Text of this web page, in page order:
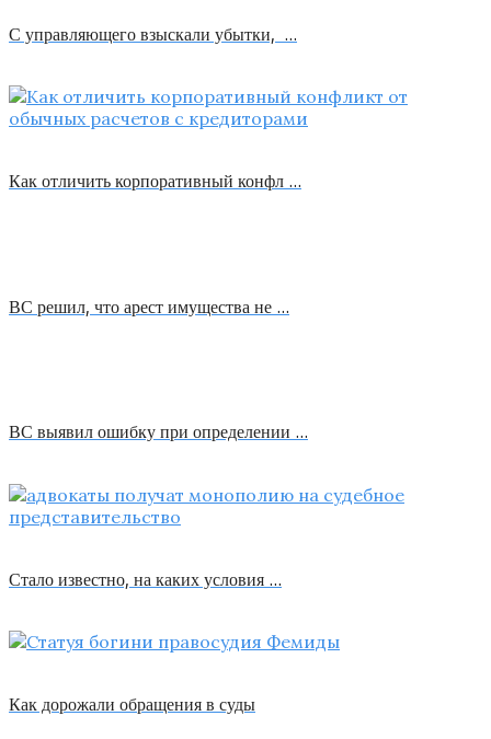
С управляющего взыскали убытки, …
Как отличить корпоративный конфл …
ВС решил, что арест имущества не …
ВС выявил ошибку при определении …
Стало известно, на каких условия …
Как дорожали обращения в суды